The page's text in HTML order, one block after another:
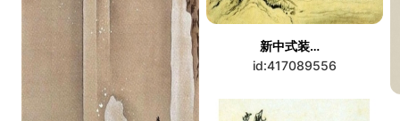
新中式装饰画
id:417089556